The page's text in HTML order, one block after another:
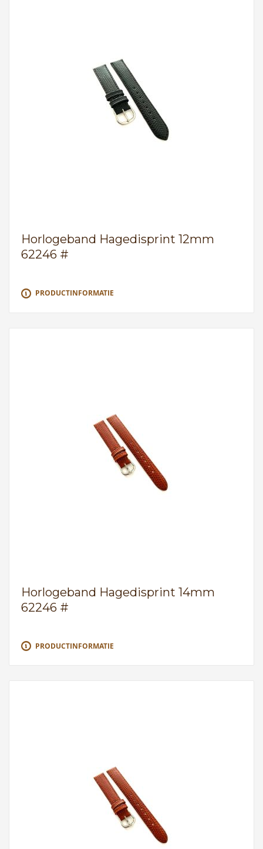
Horlogeband Hagedisprint 12mm
62246 #
PRODUCTINFORMATIE
Horlogeband Hagedisprint 14mm
62246 #
PRODUCTINFORMATIE